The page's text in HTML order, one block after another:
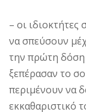
– οι ιδιοκτήτες
να σπεύσουν
την πρώτη δόση
ξεπέρασαν το
περιμένουν να
εκκαθαριστικό